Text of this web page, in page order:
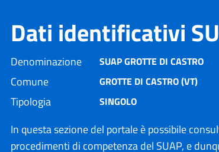
Dati identificativi
Denominazione SUAP GROTTE DI CASTRO
Comune GROTTE DI CASTRO (VT)
Tipologia SINGOLO
In questa sezione del portale è possibile
procedimenti di competenza del SUAP, e